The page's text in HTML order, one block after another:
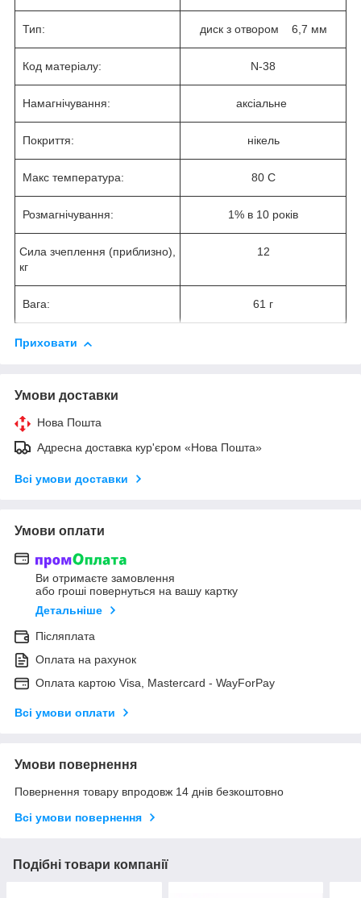
Тип: диск з отвором 6,7 мм
Код матеріалу: N-38
Намагнічування: аксіальне
Покриття: нікель
Макс температура: 80 С
Розмагнічування: 1% в 10 років
Сила зчеплення (приблизно),
кг
12
Вага: 61 г
Приховати
Умови доставки
Нова Пошта
Адресна доставка кур'єром «Нова Пошта»
Всі умови доставки
Умови оплати
Ви отримаєте замовлення
або гроші повернуться на вашу картку
Детальніше
Післяплата
Оплата на рахунок
Оплата картою Visa, Mastercard - WayForPay
Всі умови оплати
Умови повернення
Повернення товару впродовж 14 днів безкоштовно
Всі умови повернення
Подібні товари компанії